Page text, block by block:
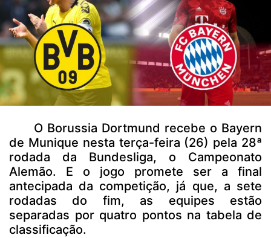
O Borussia Dortmund recebe o Bayern
de Munique nesta terça-feira (26) pela 28ª
rodada da Bundesliga, o Campeonato
Alemão. E o jogo promete ser a final
antecipada da competição, já que, a sete
rodadas do fim, as equipes estão
separadas por quatro pontos na tabela de
classificação.